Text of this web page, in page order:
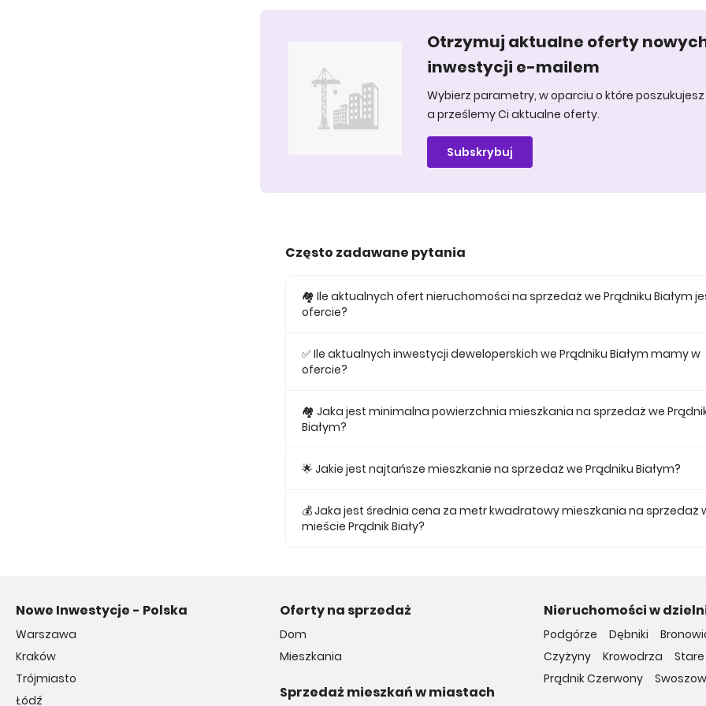
Otrzymuj aktualne oferty
inwestycji e-mailem
Wybierz parametry, w oparciu o które
a prześlemy Ci aktualne oferty.
Subskrybuj
Często zadawane pytania
🏘️ Ile aktualnych ofert nieruchomości na sprzedaż we Prądniku Białym
ofercie?
✅ Ile aktualnych inwestycji deweloperskich we Prądniku Białym mamy w
ofercie?
🏘 Jaka jest minimalna powierzchnia mieszkania na sprzedaż we
Białym?
🌟 Jakie jest najtańsze mieszkanie na sprzedaż we Prądniku Białym?
💰 Jaka jest średnia cena za metr kwadratowy mieszkania na sprzedaż
mieście Prądnik Biały?
Nowe Inwestycje - Polska
Warszawa
Kraków
Trójmiasto
Łódź
Oferty na sprzedaż
Dom
Mieszkania
Sprzedaż mieszkań w miastach
Nieruchomości w
Podgórze Dębniki
Czyżyny
Krowodrza
Prądnik Czerwony